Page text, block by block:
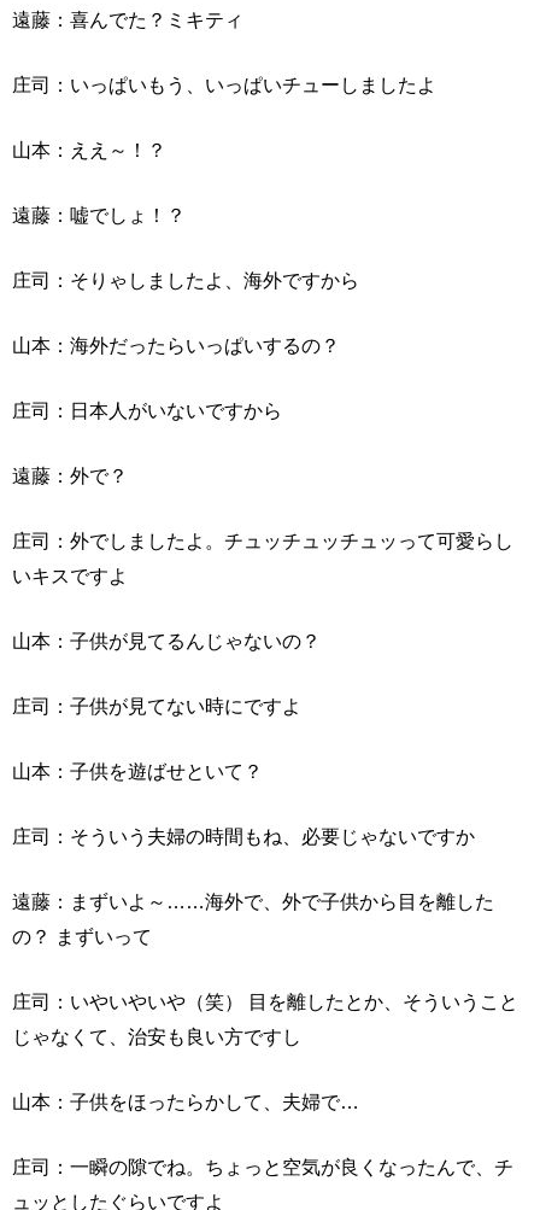
遠藤：喜んでた？ミキティ
庄司：いっぱいもう、いっぱいチューしましたよ
山本：ええ～！？
遠藤：嘘でしょ！？
庄司：そりゃしましたよ、海外ですから
山本：海外だったらいっぱいするの？
庄司：日本人がいないですから
遠藤：外で？
庄司：外でしましたよ。チュッチュッチュッって可愛らし
いキスですよ
山本：子供が見てるんじゃないの？
庄司：子供が見てない時にですよ
山本：子供を遊ばせといて？
庄司：そういう夫婦の時間もね、必要じゃないですか
遠藤：まずいよ～……海外で、外で子供から目を離した
の？ まずいって
庄司：いやいやいや（笑） 目を離したとか、そういうこと
じゃなくて、治安も良い方ですし
山本：子供をほったらかして、夫婦で…
庄司：一瞬の隙でね。ちょっと空気が良くなったんで、チ
ュッとしたぐらいですよ